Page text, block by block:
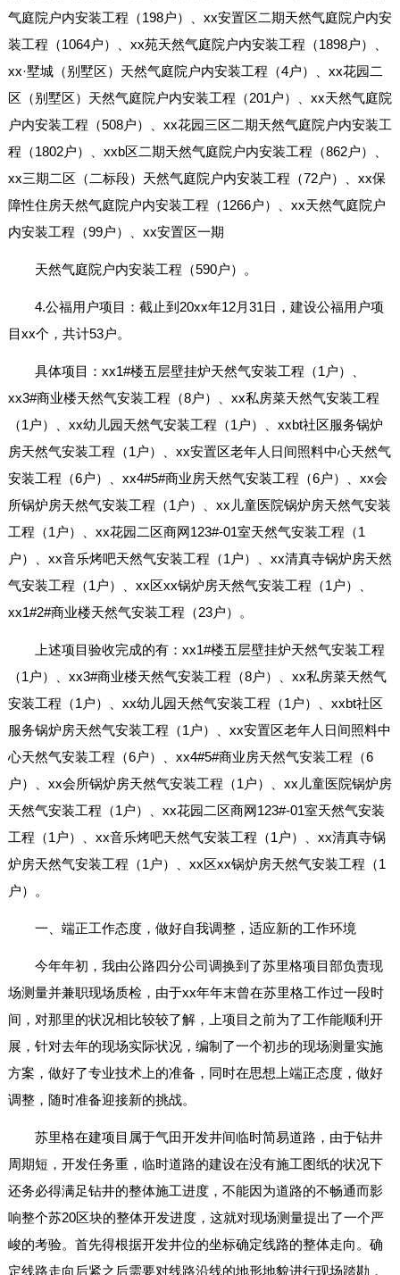
气庭院户内安装工程（198户）、xx安置区二期天然气庭院户内安
装工程（1064户）、xx苑天然气庭院户内安装工程（1898户）、
xx·墅城（别墅区）天然气庭院户内安装工程（4户）、xx花园二
区（别墅区）天然气庭院户内安装工程（201户）、xx天然气庭院
户内安装工程（508户）、xx花园三区二期天然气庭院户内安装工
程（1802户）、xxb区二期天然气庭院户内安装工程（862户）、
xx三期二区（二标段）天然气庭院户内安装工程（72户）、xx保
障性住房天然气庭院户内安装工程（1266户）、xx天然气庭院户
内安装工程（99户）、xx安置区一期
天然气庭院户内安装工程（590户）。
4.公福用户项目：截止到20xx年12月31日，建设公福用户项
目xx个，共计53户。
具体项目：xx1#楼五层壁挂炉天然气安装工程（1户）、
xx3#商业楼天然气安装工程（8户）、xx私房菜天然气安装工程
（1户）、xx幼儿园天然气安装工程（1户）、xxbt社区服务锅炉
房天然气安装工程（1户）、xx安置区老年人日间照料中心天然气
安装工程（6户）、xx4#5#商业房天然气安装工程（6户）、xx会
所锅炉房天然气安装工程（1户）、xx儿童医院锅炉房天然气安装
工程（1户）、xx花园二区商网123#-01室天然气安装工程（1
户）、xx音乐烤吧天然气安装工程（1户）、xx清真寺锅炉房天然
气安装工程（1户）、xx区xx锅炉房天然气安装工程（1户）、
xx1#2#商业楼天然气安装工程（23户）。
上述项目验收完成的有：xx1#楼五层壁挂炉天然气安装工程
（1户）、xx3#商业楼天然气安装工程（8户）、xx私房菜天然气
安装工程（1户）、xx幼儿园天然气安装工程（1户）、xxbt社区
服务锅炉房天然气安装工程（1户）、xx安置区老年人日间照料中
心天然气安装工程（6户）、xx4#5#商业房天然气安装工程（6
户）、xx会所锅炉房天然气安装工程（1户）、xx儿童医院锅炉房
天然气安装工程（1户）、xx花园二区商网123#-01室天然气安装
工程（1户）、xx音乐烤吧天然气安装工程（1户）、xx清真寺锅
炉房天然气安装工程（1户）、xx区xx锅炉房天然气安装工程（1
户）。
一、端正工作态度，做好自我调整，适应新的工作环境
今年年初，我由公路四分公司调换到了苏里格项目部负责现
场测量并兼职现场质检，由于xx年年末曾在苏里格工作过一段时
间，对那里的状况相比较较了解，上项目之前为了工作能顺利开
展，针对去年的现场实际状况，编制了一个初步的现场测量实施
方案，做好了专业技术上的准备，同时在思想上端正态度，做好
调整，随时准备迎接新的挑战。
苏里格在建项目属于气田开发井间临时简易道路，由于钻井
周期短，开发任务重，临时道路的建设在没有施工图纸的状况下
还务必得满足钻井的整体施工进度，不能因为道路的不畅通而影
响整个苏20区块的整体开发进度，这就对现场测量提出了一个严
峻的考验。首先得根据开发井位的坐标确定线路的整体走向。确
定线路走向后紧之后需要对线路沿线的地形地貌进行现场踏勘，